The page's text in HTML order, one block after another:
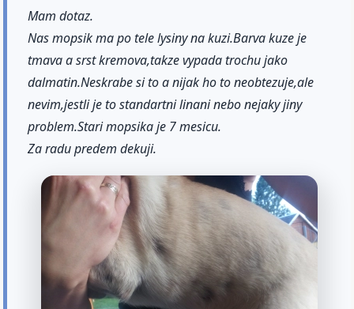
Mam dotaz.
Nas mopsik ma po tele lysiny na kuzi.Barva kuze je
tmava a srst kremova,takze vypada trochu jako
dalmatin.Neskrabe si to a nijak ho to neobtezuje,ale
nevim,jestli je to standartni linani nebo nejaky jiny
problem.Stari mopsika je 7 mesicu.
Za radu predem dekuji.